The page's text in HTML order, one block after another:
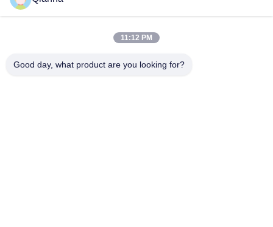
11:12 PM
Good day, what product are you looking for?